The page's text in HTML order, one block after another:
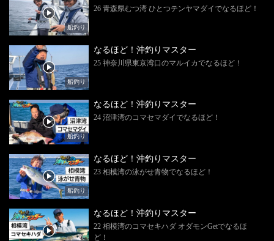
船釣り
26 青森県むつ湾 ひとつテンヤマダイでなるほど！
船釣り
なるほど！沖釣りマスター
25 神奈川県東京湾口のマルイカでなるほど！
船釣り
なるほど！沖釣りマスター
24 沼津湾のコマセマダイでなるほど！
船釣り
なるほど！沖釣りマスター
23 相模湾の泳がせ青物でなるほど！
なるほど！沖釣りマスター
22 相模湾のコマセキハダ オダモンGetでなるほ
ど！